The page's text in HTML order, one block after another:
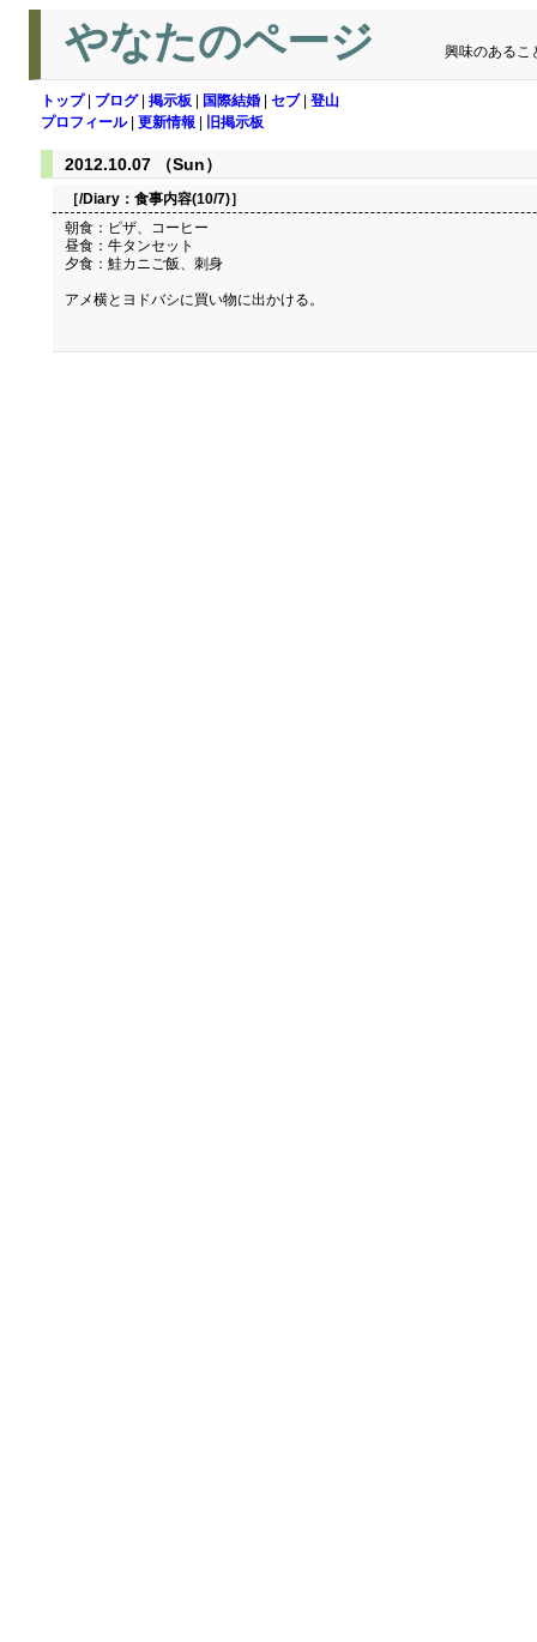
やなたのページ 興味のあるこ
トップ| ブログ| 掲示板 国際結婚 セブ| 登山
プロフィール| 更新情報 旧掲示板
2012.10.07 （Sun）
［/Diary： 食事内容(10/7)］
朝食：ピザ、コーヒー
昼食：牛タンセット
夕食：鮭カニご飯、刺身
アメ横とヨドバシに買い物に出かける。